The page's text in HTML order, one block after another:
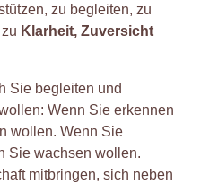
zu begleiten, zu
Klarheit, Zuversicht
Sie begleiten und
Wenn Sie erkennen
wollen. Wenn Sie
Sie wachsen wollen.
mitbringen, sich neben